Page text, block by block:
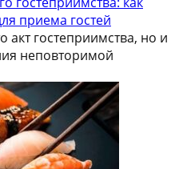
приема гостей
акт гостеприимства, но и
неповторимой